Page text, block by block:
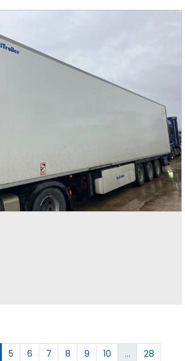
5 6 7 8 9 10 ...
28